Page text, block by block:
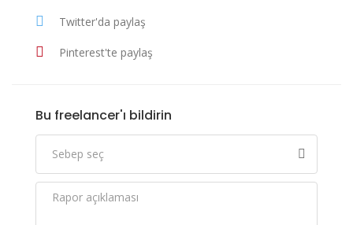
Twitter'da paylaş
Pinterest'te paylaş
Bu freelancer'ı bildirin